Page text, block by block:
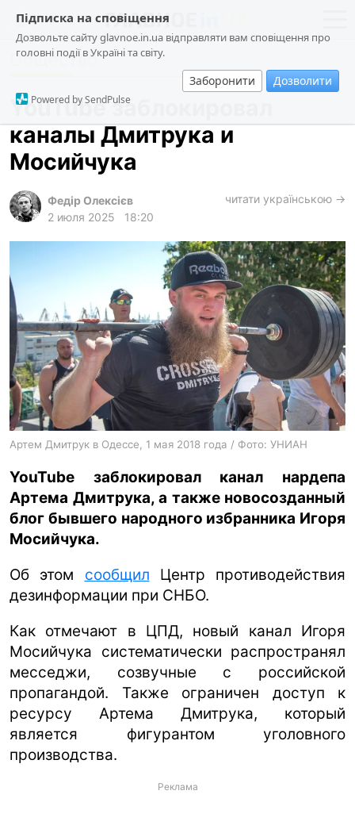
Підписка на сповіщення
Дозвольте сайту glavnoe.in.ua відправляти вам сповіщення про
головні події в Україні та світу.
Заборонити Дозволити
Powered by SendPulse
новости
о проекте
общество
происшествия
лонгриды
харьков
архив
gambling
ua ru en
Общество
YouTube заблокировал
каналы Дмитрука и
Мосийчука
Федір Олексієв
2 июля 2025
18:20
читати українською →
Артем Дмитрук в Одессе, 1 мая 2018 года / Фото: УНИАН
YouTube заблокировал канал нардепа
Артема Дмитрука, а также новосозданный
блог бывшего народного избранника Игоря
Мосийчука.
Об этом сообщил Центр противодействия
дезинформации при СНБО.
Как отмечают в ЦПД, новый канал Игоря
Мосийчука систематически распространял
месседжи, созвучные с российской
пропагандой. Также ограничен доступ к
ресурсу Артема Дмитрука, который
является фигурантом уголовного
производства.
Реклама